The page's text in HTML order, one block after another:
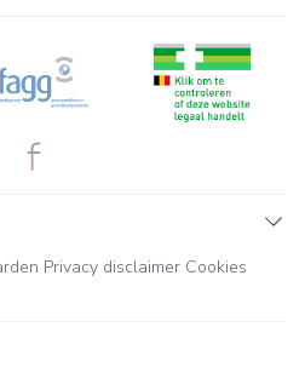
Privacy disclaimer Cookies